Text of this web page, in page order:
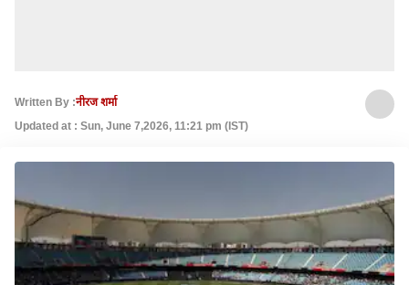
Written By :नीरज शर्मा
Updated at : Sun, June 7,2026, 11:21 pm (IST)